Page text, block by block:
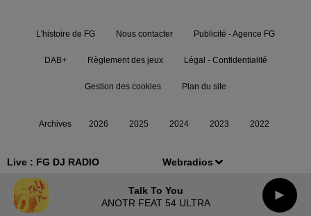
Live : FG DJ RADIO Webradios
Talk To You
ANOTR FEAT 54 ULTRA
L'histoire de FG Nous contacter Publicité - Agence FG
DAB+ Règlement des jeux Légal - Confidentialité
Gestion des cookies Plan du site
Archives 2026 2025 2024 2023 2022